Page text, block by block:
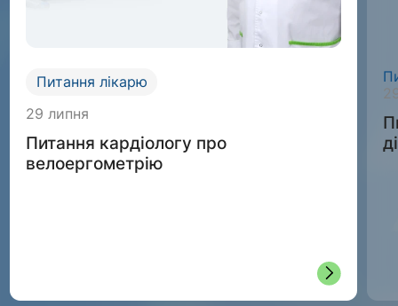
Питання лікарю
29 липня
Питання кардіологу про
велоергометрію